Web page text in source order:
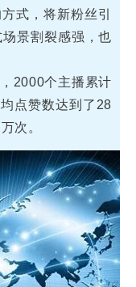
式，将新粉丝引
景割裂感强，也
2000个主播累计
点赞数达到了28
次。